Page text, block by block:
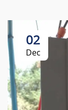
02
Dec